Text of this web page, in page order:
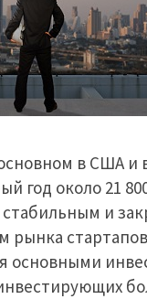
в США и
ый год около 21
и
основными